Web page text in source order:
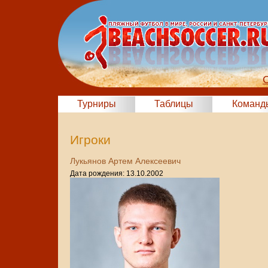
Турниры Таблицы
Игроки
Лукьянов Артем Алексеевич
Дата рождения: 13.10.2002